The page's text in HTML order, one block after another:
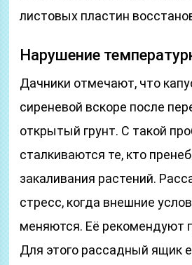
листовых пластин
Нарушение
Дачники отмечают, что
сиреневой вскоре после
открытый грунт. С такой
сталкиваются те, кто
закаливания растений.
стресс, когда внешние
меняются. Её рекомендуют
Для этого рассадный ящик